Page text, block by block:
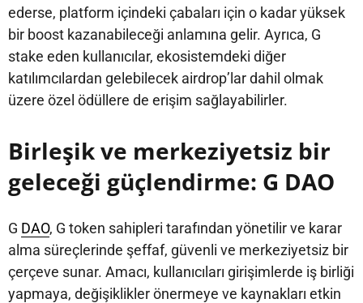
ederse, platform içindeki çabaları için o kadar yüksek
bir boost kazanabileceği anlamına gelir. Ayrıca, G
stake eden kullanıcılar, ekosistemdeki diğer
katılımcılardan gelebilecek airdrop’lar dahil olmak
üzere özel ödüllere de erişim sağlayabilirler.
Birleşik ve merkeziyetsiz bir
geleceği güçlendirme: G DAO
G DAO, G token sahipleri tarafından yönetilir ve karar
alma süreçlerinde şeffaf, güvenli ve merkeziyetsiz bir
çerçeve sunar. Amacı, kullanıcıları girişimlerde iş birliği
yapmaya, değişiklikler önermeye ve kaynakları etkin